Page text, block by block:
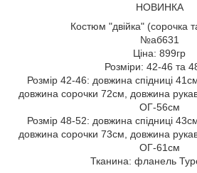
НОВИНКА
Костюм "двійка" (сорочка
№аб631
Ціна: 899гр
Розміри: 42-46 та
Розмір 42-46: довжина спідниці
довжина сорочки 72см, довжина
ОГ-56см
Розмір 48-52: довжина спідниці
довжина сорочки 73см, довжина
ОГ-61см
Тканина: фланель